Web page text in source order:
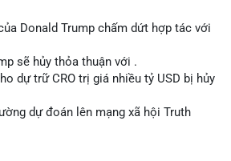
dò thanh khoản thị trường trước khi có
tư nhỏ lẻ: Theo dõi xác nhận giao dịch
ví nguồn. Khối lượng này chưa đủ tạo
nếu xuất hiện thêm 2-3 giao dịch
khả năng cao là sóng điều chỉnh
Donald Trump chấm dứt hợp tác với
sẽ hủy thỏa thuận với .
dự trữ CRO trị giá nhiều tỷ USD bị hủy
dự đoán lên mạng xã hội Truth